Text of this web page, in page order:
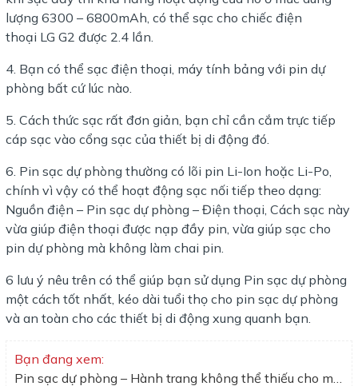
lượng 6300 – 6800mAh, có thể sạc cho chiếc điện
thoại LG G2 được 2.4 lần.
4. Bạn có thể sạc điện thoại, máy tính bảng với pin dự
phòng bất cứ lúc nào.
5. Cách thức sạc rất đơn giản, bạn chỉ cần cắm trực tiếp
cáp sạc vào cổng sạc của thiết bị di động đó.
6. Pin sạc dự phòng thường có lõi pin Li-Ion hoặc Li-Po,
chính vì vậy có thể hoạt động sạc nối tiếp theo dạng:
Nguồn điện – Pin sạc dự phòng – Điện thoại, Cách sạc này
vừa giúp điện thoại được nạp đầy pin, vừa giúp sạc cho
pin dự phòng mà không làm chai pin.
6 lưu ý nêu trên có thể giúp bạn sử dụng Pin sạc dự phòng
một cách tốt nhất, kéo dài tuổi thọ cho pin sạc dự phòng
và an toàn cho các thiết bị di động xung quanh bạn.
Bạn đang xem:
Pin sạc dự phòng – Hành trang không thể thiếu cho mỗi chuyến đi